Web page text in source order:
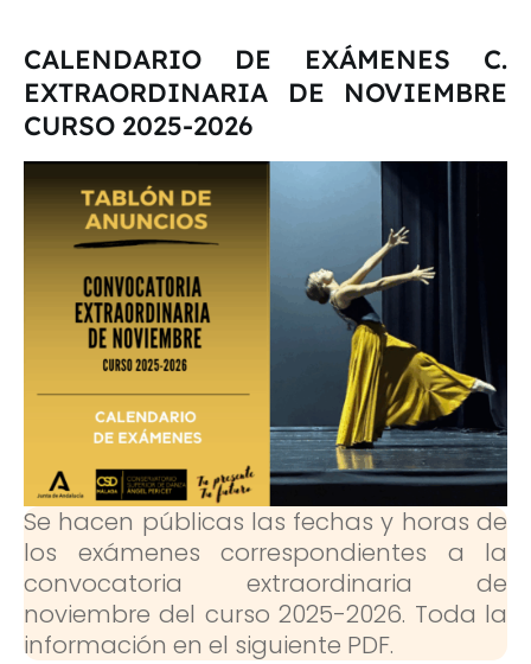
CALENDARIO DE EXÁMENES C.
EXTRAORDINARIA DE NOVIEMBRE
CURSO 2025-2026
Se hacen públicas las fechas y horas de
los exámenes correspondientes a la
convocatoria extraordinaria de
noviembre del curso 2025-2026. Toda la
información en el siguiente PDF.